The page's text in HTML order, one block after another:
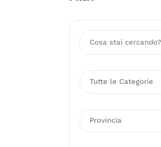
Tutte le Categorie
Provincia